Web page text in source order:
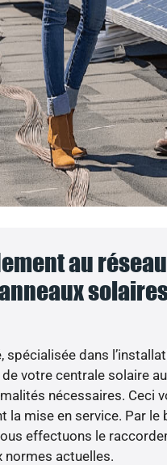
au
spécialisée dans
votre centrale solaire
nécessaires. Ceci
la mise en service. Par
effectuons le
normes actuelles.